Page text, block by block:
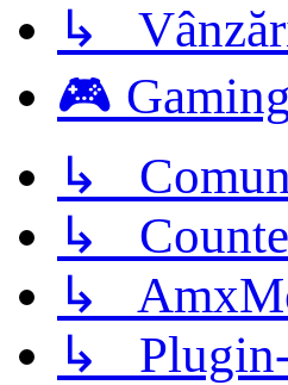
↳
🎮 Gaming
↳
↳
↳
↳